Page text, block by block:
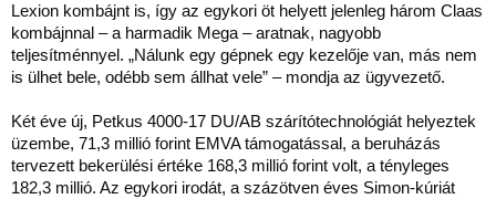
Lexion kombájnt is, így az egykori öt helyett jelenleg három Claas
kombájnnal – a harmadik Mega – aratnak, nagyobb
teljesítménnyel. „Nálunk egy gépnek egy kezelője van, más nem
is ülhet bele, odébb sem állhat vele” – mondja az ügyvezető.
Két éve új, Petkus 4000-17 DU/AB szárítótechnológiát helyeztek
üzembe, 71,3 millió forint EMVA támogatással, a beruházás
tervezett bekerülési értéke 168,3 millió forint volt, a tényleges
182,3 millió. Az egykori irodát, a százötven éves Simon-kúriát